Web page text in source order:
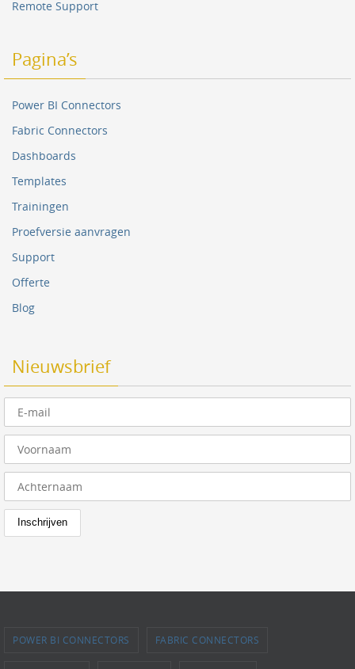
Remote Support
Pagina’s
Power BI Connectors
Fabric Connectors
Dashboards
Templates
Trainingen
Proefversie aanvragen
Support
Offerte
Blog
Nieuwsbrief
POWER BI CONNECTORS FABRIC CONNECTORS